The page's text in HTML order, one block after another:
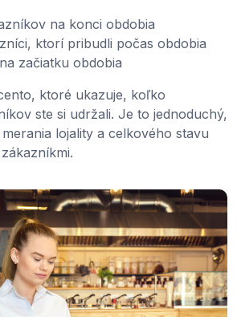
na konci obdobia
ktorí pribudli počas obdobia
začiatku obdobia
ktoré ukazuje, koľko
ste si udržali. Je to jednoduchý,
lojality a celkového stavu